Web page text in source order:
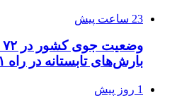
23 ساعت پیش
بارش‌های تابستانه در راه ۱۱ استان
1 روز پیش